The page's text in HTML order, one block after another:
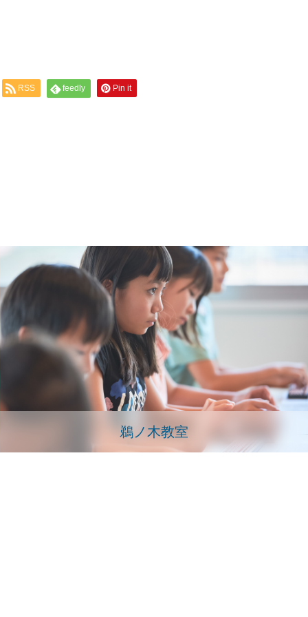
RSS feedly Pin it
鵜ノ木教室